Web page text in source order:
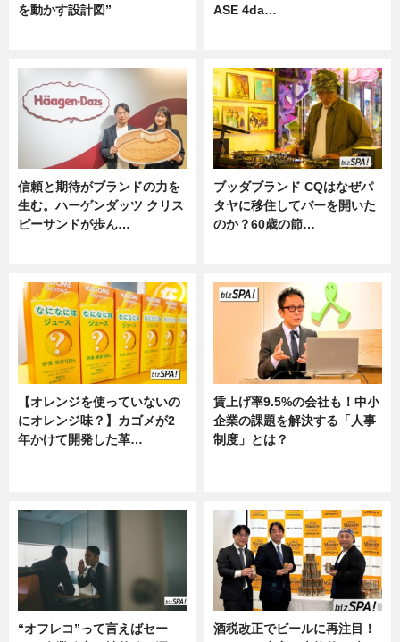
を動かす設計図”
ASE 4da…
信頼と期待がブランドの力を
生む。ハーゲンダッツ クリス
ピーサンドが歩ん…
ブッダブランド CQはなぜパ
タヤに移住してバーを開いた
のか？60歳の節…
【オレンジを使っていないの
にオレンジ味？】カゴメが2
年かけて開発した革…
賃上げ率9.5%の会社も！中小
企業の課題を解決する「人事
制度」とは？
“オフレコ”って言えばセー
酒税改正でビールに再注目！